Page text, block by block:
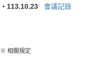
・113.10.23
會議記錄
※ 相關規定